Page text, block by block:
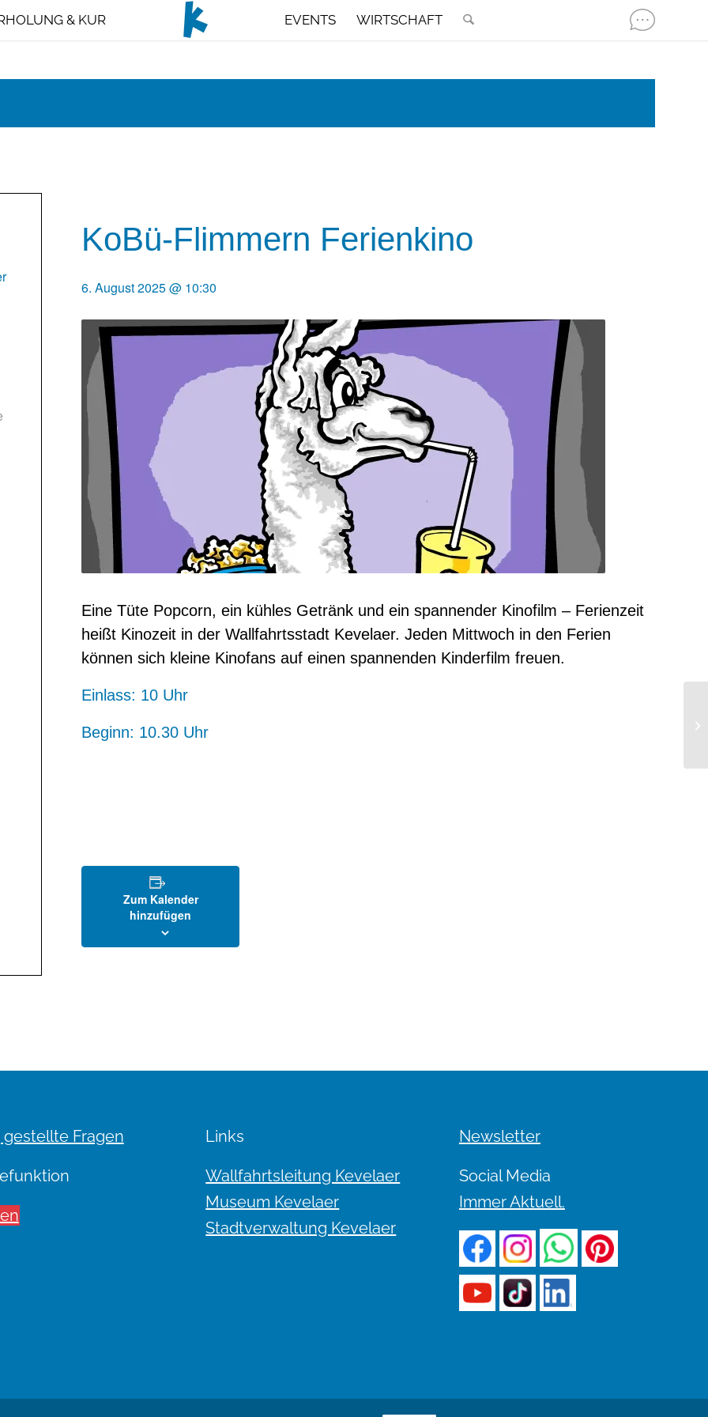
& KUR EVENTS WIRTSCHAFT
KoBü-Flimmern Ferienkino
6. August 2025 @ 10:30
Eine Tüte Popcorn, ein kühles Getränk und ein spannender Kinofilm – Ferienzeit
heißt Kinozeit in der Wallfahrtsstadt Kevelaer. Jeden Mittwoch in den Ferien
können sich kleine Kinofans auf einen spannenden Kinderfilm freuen.
Einlass: 10 Uhr
Beginn: 10.30 Uhr
Zum Kalender
hinzufügen
gestellte Fragen Links
Wallfahrtsleitung Kevelaer
Museum Kevelaer
Stadtverwaltung Kevelaer
Newsletter
Social Media
Immer Aktuell.